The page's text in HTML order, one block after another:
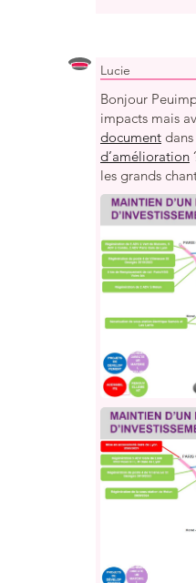
Lucie
Bonjour
impacts mais
document
d’amélioration
les grands